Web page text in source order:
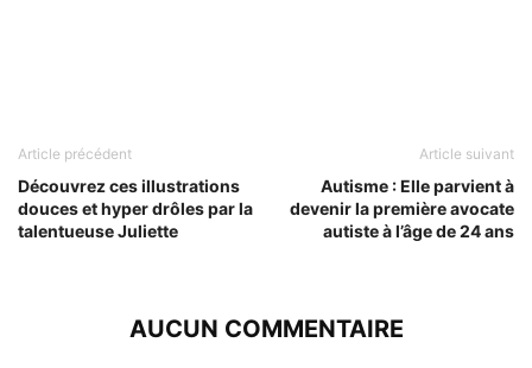
Article précédent
Découvrez ces illustrations
douces et hyper drôles par la
talentueuse Juliette
Article suivant
Autisme : Elle parvient à
devenir la première avocate
autiste à l’âge de 24 ans
AUCUN COMMENTAIRE